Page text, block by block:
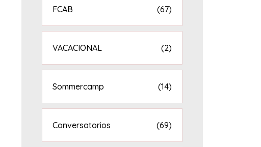
FCAB (67)
VACACIONAL (2)
Sommercamp (14)
Conversatorios (69)